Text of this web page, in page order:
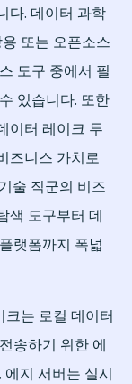
다. 데이터 과학
또는 오픈소스
도구 중에서 필
있습니다. 또한
이터 레이크 투
즈니스 가치로
술 직군의 비즈
색 도구부터 데
랫폼까지 폭넓
는 로컬 데이터
송하기 위한 에
지 서버는 실시